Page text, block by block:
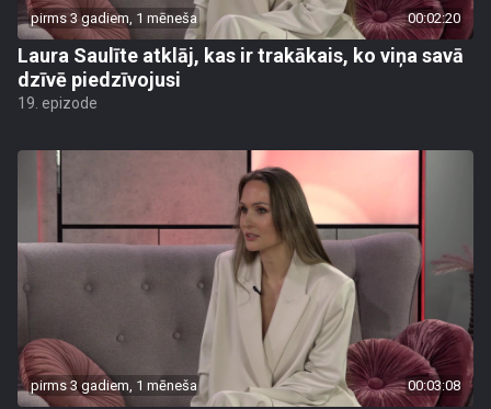
pirms 3 gadiem, 1 mēneša 00:02:20
Laura Saulīte atklāj, kas ir trakākais, ko viņa savā
dzīvē piedzīvojusi
19. epizode
pirms 3 gadiem, 1 mēneša 00:03:08